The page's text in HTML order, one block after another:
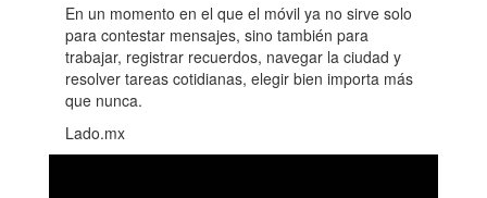
En un momento en el que el móvil ya no sirve solo
para contestar mensajes, sino también para
trabajar, registrar recuerdos, navegar la ciudad y
resolver tareas cotidianas, elegir bien importa más
que nunca.
Lado.mx